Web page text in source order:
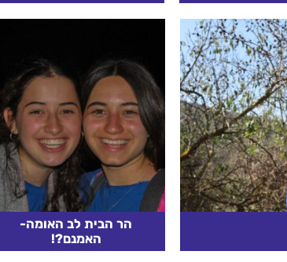
או פעולה? מי
של הדור שלנו –
לשלב הגמר, או
מהקו הקדמי?
עוד
🔥 "גבורה מעשית – ככה
רבקה? היא כבר רצה עם כד
על הכתף ומשקה גמלים בלי
פוזה. בלי נאומים, בלי טקסים
– רק חסד מדויק, אמיתי,
שעושה שינוי.
קרא עוד
הר הבית לב האומה-
האמנם?!